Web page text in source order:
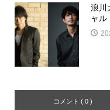
浪川
ャル
コメント ( 0 )